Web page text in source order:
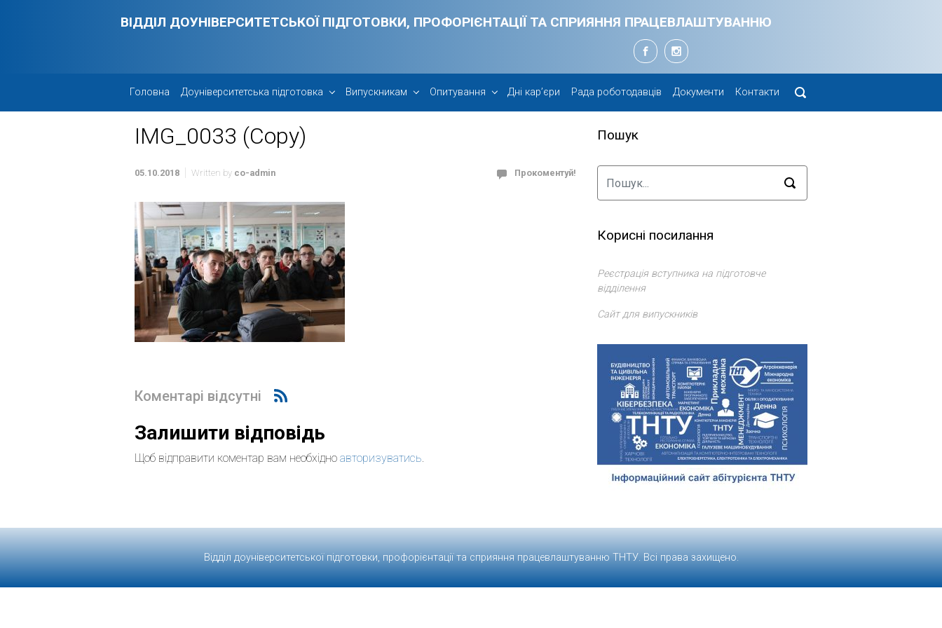
ВІДДІЛ ДОУНІВЕРСИТЕТСЬКОЇ ПІДГОТОВКИ, ПРОФОРІЄНТАЦІЇ ТА СПРИЯННЯ ПРАЦЕВЛАШТУВАННЮ
Головна Доуніверситетська підготовка Випускникам Опитування Дні кар’єри Рада роботодавців Документи Контакти
IMG_0033 (Copy)
05.10.2018 Written by co-admin Прокоментуй!
Коментарі відсутні
Залишити відповідь
Щоб відправити коментар вам необхідно авторизуватись.
Пошук
Корисні посилання
Реєстрація вступника на підготовче
відділення
Сайт для випускників
Відділ доуніверситетської підготовки, профорієнтації та сприяння працевлаштуванню ТНТУ. Всі права захищено.